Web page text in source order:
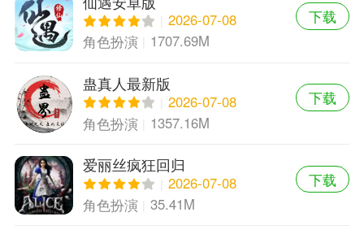
2026-07-08
角色扮演
1707.69M
下载
蛊真人最新版
2026-07-08
角色扮演
1357.16M
下载
爱丽丝疯狂回归
2026-07-08
角色扮演
35.41M
下载